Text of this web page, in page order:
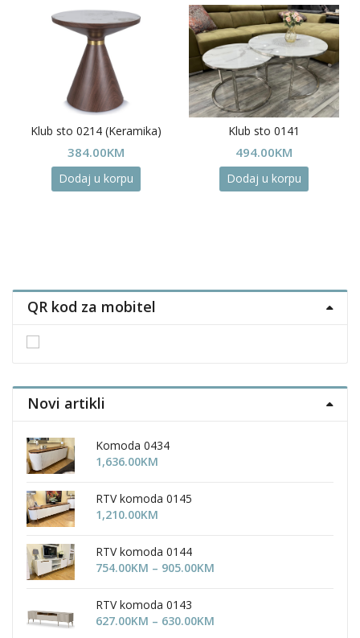
Klub sto 0214 (Keramika)
384.00KM
Dodaj u korpu
Klub sto 0141
494.00KM
Dodaj u korpu
QR kod za mobitel
Novi artikli
Komoda 0434
1,636.00KM
RTV komoda 0145
1,210.00KM
RTV komoda 0144
754.00KM – 905.00KM
RTV komoda 0143
627.00KM – 630.00KM